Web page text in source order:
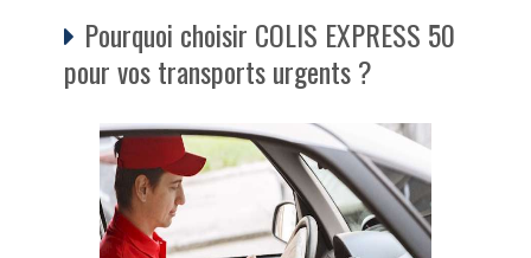
Pourquoi choisir COLIS EXPRESS 50
pour vos transports urgents ?